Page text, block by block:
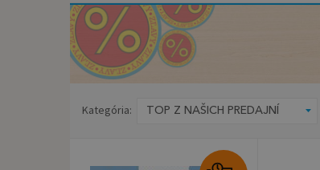
Kategória: